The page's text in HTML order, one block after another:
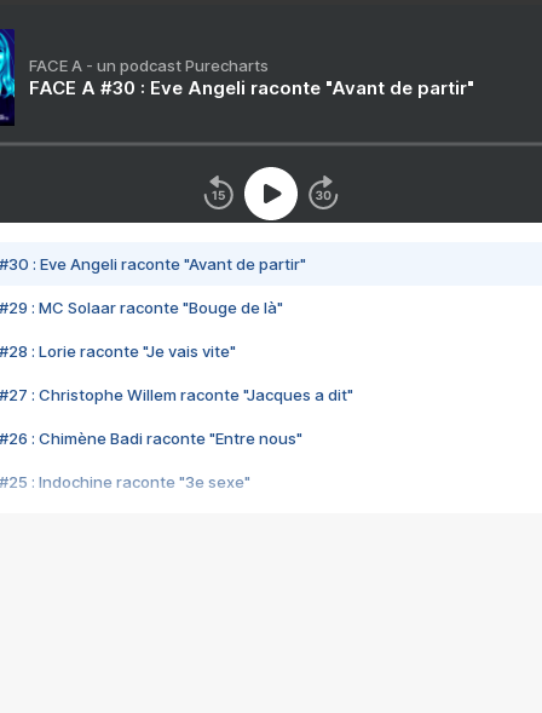
FACE A - un podcast Purecharts
FACE A #30 : Eve Angeli raconte "Avant de partir"
#30 : Eve Angeli raconte "Avant de partir"
#29 : MC Solaar raconte "Bouge de là"
#28 : Lorie raconte "Je vais vite"
#27 : Christophe Willem raconte "Jacques a dit"
#26 : Chimène Badi raconte "Entre nous"
#25 : Indochine raconte "3e sexe"